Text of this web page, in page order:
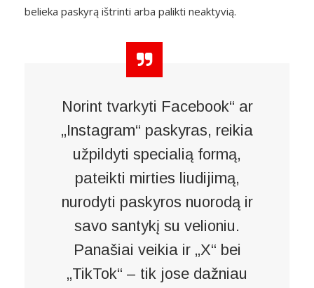
belieka paskyrą ištrinti arba palikti neaktyvią.
Norint tvarkyti Facebook“ ar
„Instagram“ paskyras, reikia
užpildyti specialią formą,
pateikti mirties liudijimą,
nurodyti paskyros nuorodą ir
savo santykį su velioniu.
Panašiai veikia ir „X“ bei
„TikTok“ – tik jose dažniau